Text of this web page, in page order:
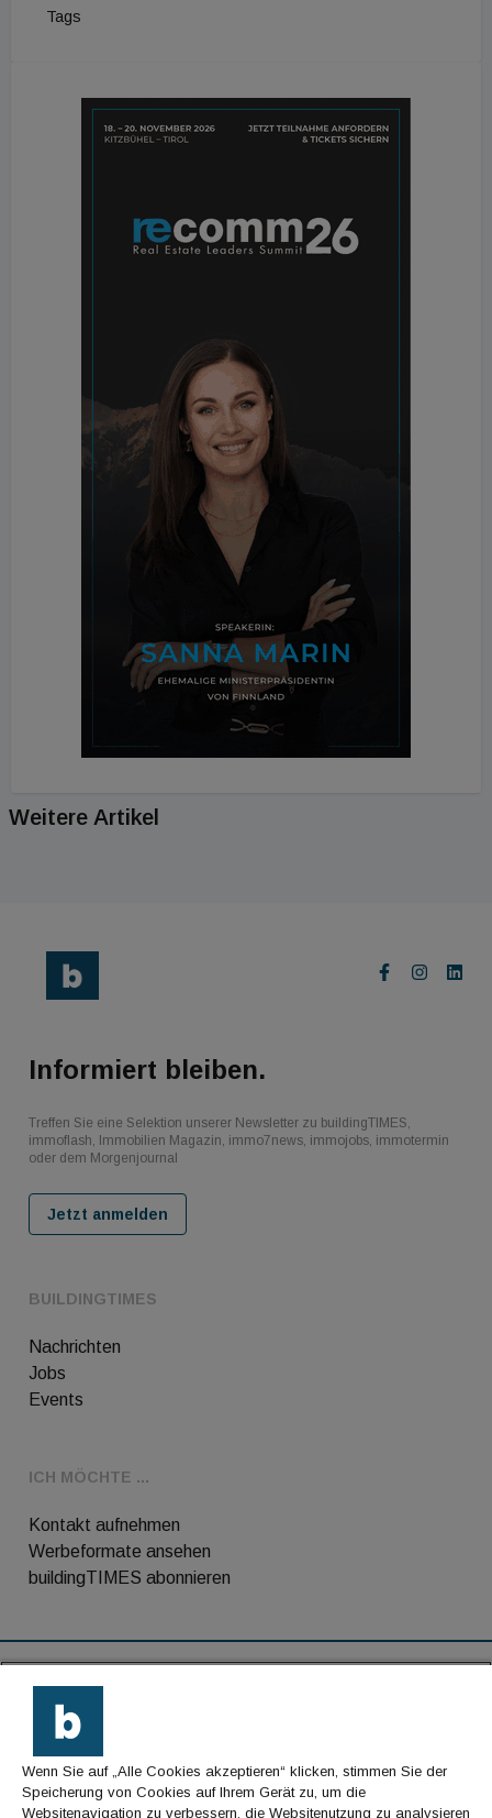
Tags
Weitere Artikel
BUILDINGTIMES
Nachrichten
Jobs
Events
ICH MÖCHTE ...
Kontakt aufnehmen
Werbeformate ansehen
buildingTIMES abonnieren
Informiert bleiben.
Treffen Sie eine Selektion unserer Newsletter zu buildingTIMES,
immoflash, Immobilien Magazin, immo7news, immojobs, immotermin
oder dem Morgenjournal
Jetzt anmelden
Kontakt
Impressum
Wenn Sie auf „Alle Cookies akzeptieren“ klicken, stimmen Sie der
Speicherung von Cookies auf Ihrem Gerät zu, um die
Websitenavigation zu verbessern, die Websitenutzung zu analysieren